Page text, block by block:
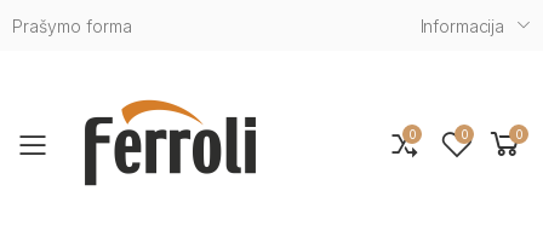
Prašymo forma Informacija
Toggle mobile menu
0 0 0